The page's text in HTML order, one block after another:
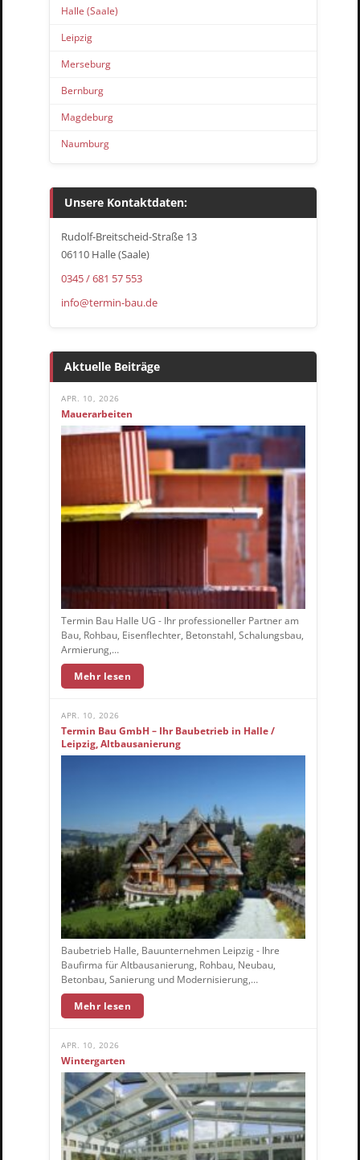
Halle (Saale)
Leipzig
Merseburg
Bernburg
Magdeburg
Naumburg
Unsere Kontaktdaten:
Rudolf-Breitscheid-Straße 13
06110 Halle (Saale)
0345 / 681 57 553
info@termin-bau.de
Aktuelle Beiträge
APR. 10, 2026
Mauerarbeiten
Termin Bau Halle UG - Ihr professioneller Partner am
Bau, Rohbau, Eisenflechter, Betonstahl, Schalungsbau,
Armierung,…
Mehr lesen
APR. 10, 2026
Termin Bau GmbH – Ihr Baubetrieb in Halle /
Leipzig, Altbausanierung
Baubetrieb Halle, Bauunternehmen Leipzig - Ihre
Baufirma für Altbausanierung, Rohbau, Neubau,
Betonbau, Sanierung und Modernisierung,…
Mehr lesen
APR. 10, 2026
Wintergarten